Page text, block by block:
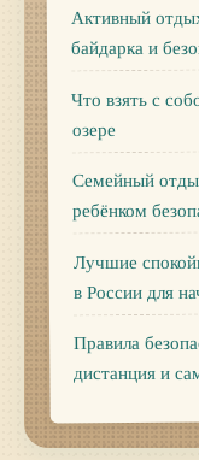
Активный
байдарка и
Что взять с
озере
Семейный
ребёнком
Лучшие
в России для
Правила
дистанция и